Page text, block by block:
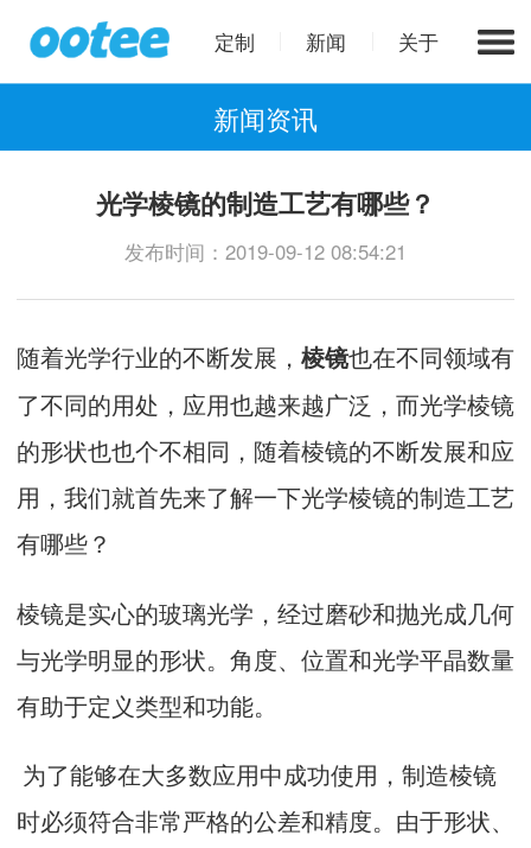
定制 新闻 关于
新闻资讯
光学棱镜的制造工艺有哪些？
发布时间：2019-09-12 08:54:21
随着光学行业的不断发展， 棱镜也在不同领域有
了不同的用处，应用也越来越广泛，而光学棱镜
的形状也也个不相同，随着棱镜的不断发展和应
用，我们就首先来了解一下光学棱镜的制造工艺
有哪些？
棱镜是实心的玻璃光学，经过磨砂和抛光成几何
与光学明显的形状。角度、位置和光学平晶数量
有助于定义类型和功能。
为了能够在大多数应用中成功使用，制造棱镜
时必须符合非常严格的公差和精度。由于形状、